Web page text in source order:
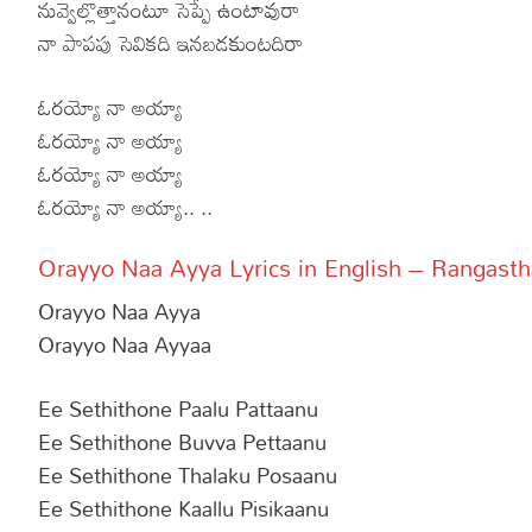
నువ్వెల్లొత్తానంటూ సెప్పే ఉంటావురా
నా పాపపు సెవికది ఇనబడకుంటదిరా
ఓరయ్యో నా అయ్యా
ఓరయ్యో నా అయ్యా
ఓరయ్యో నా అయ్యా
ఓరయ్యో నా అయ్యా.. ..
Orayyo Naa Ayya Lyrics in English –
Orayyo Naa Ayya
Orayyo Naa Ayyaa
Ee Sethithone Paalu Pattaanu
Ee Sethithone Buvva Pettaanu
Ee Sethithone Thalaku Posaanu
Ee Sethithone Kaallu Pisikaanu